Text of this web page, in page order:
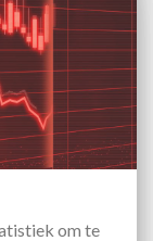
om te